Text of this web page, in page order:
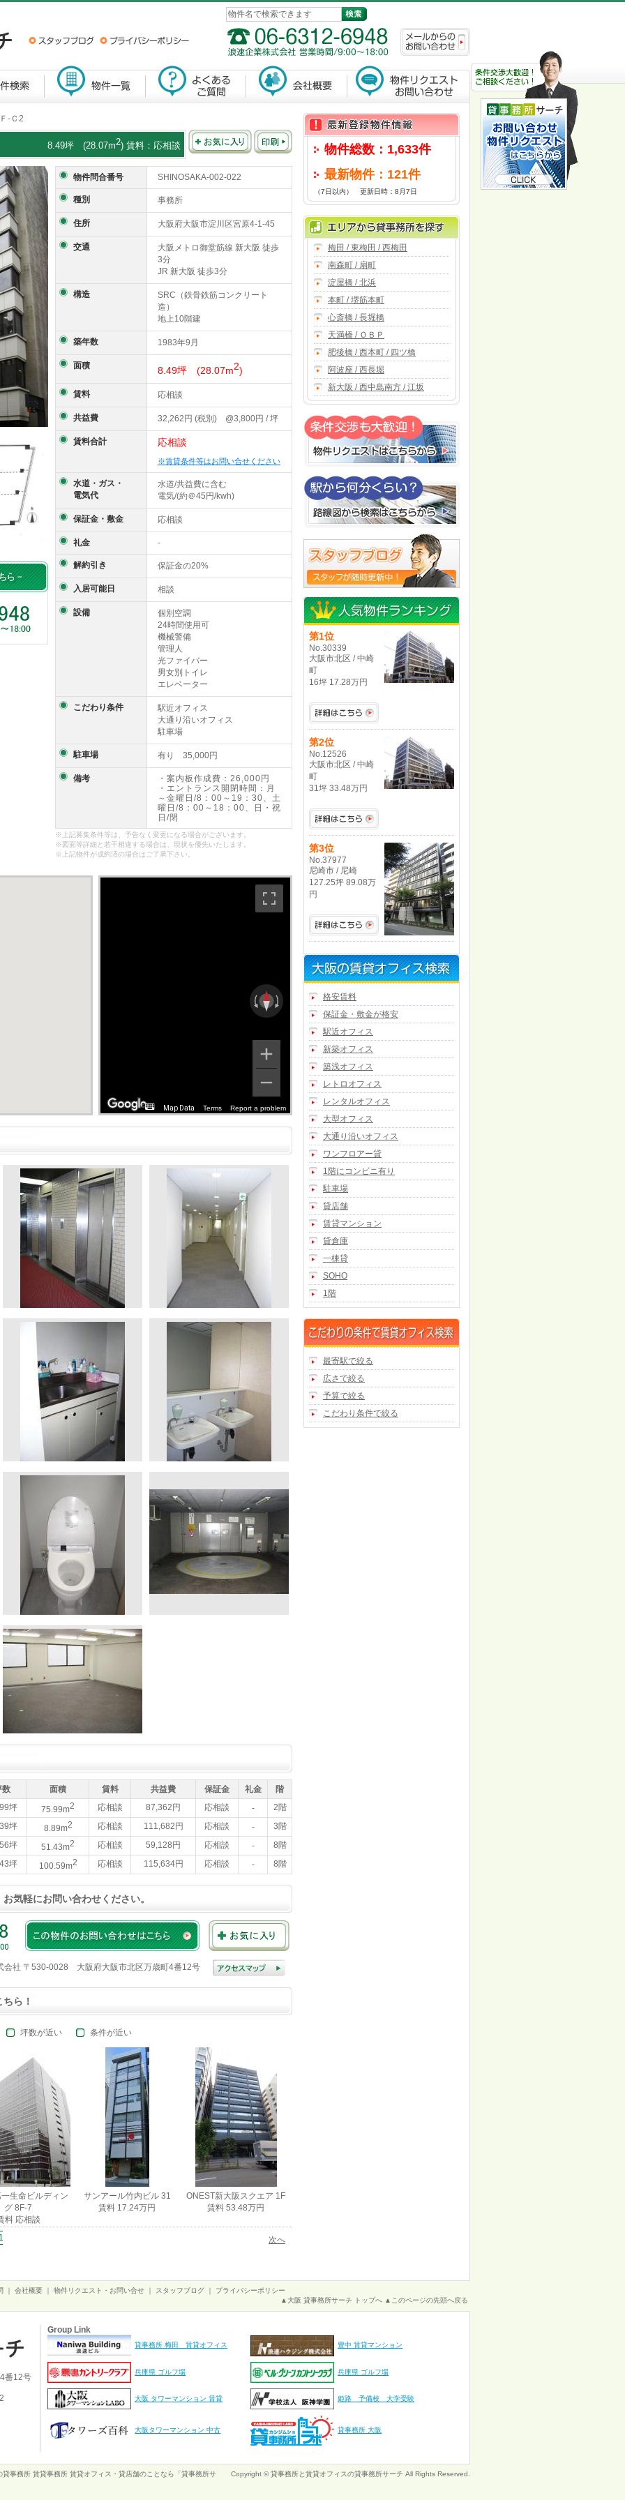
-Ｃ2
8.49坪 (28.07m2) 賃料：応相談
物件問合番号 SHINOSAKA-002-022
種別 事務所
住所 大阪府大阪市淀川区宮原4-1-45
交通
大阪メトロ御堂筋線 新大阪 徒歩
3分
JR 新大阪 徒歩3分
構造
SRC（鉄骨鉄筋コンクリート
造）
地上10階建
築年数 1983年9月
面積 8.49坪 (28.07m2)
賃料 応相談
共益費 32,262円 (税別) @3,800円 / 坪
賃料合計 応相談
※賃貸条件等はお問い合せください
水道・ガス・
電気代
水道/共益費に含む
電気/(約＠45円/kwh)
保証金・敷金 応相談
礼金 -
解約引き 保証金の20%
入居可能日 相談
設備
個別空調
24時間使用可
機械警備
管理人
光ファイバー
男女別トイレ
エレベーター
こだわり条件
駅近オフィス
大通り沿いオフィス
駐車場
駐車場 有り 35,000円
備考
・案内板作成費：26,000円
・エントランス開閉時間：月
～金曜日/8：00～19：30、土
曜日/8：00～18：00、日・祝
日/閉
※上記募集条件等は、予告なく変更になる場合がございます。
※図面等詳細と若干相違する場合は、現状を優先いたします。
※上記物件が成約済の場合はご了承下さい。
Map Data Terms Report a problem
数 面積 賃料 共益費 保証金 礼金
階
坪
75.99m2 応相談 87,362円 応相談 -
2階
坪
8.89m2 応相談 111,682円 応相談 -
3階
坪
51.43m2 応相談 59,128円 応相談 -
8階
坪
100.59m2 応相談 115,634円 応相談 - 8階
気軽にお問い合わせください。
会社 〒530-0028 大阪府大阪市北区万歳町4番12号
ら！
坪数が近い 条件が近い
生命ビルディン
グ 8F-7
料 応相談
サンアール竹内ビル 31
賃料 17.24万円
ONEST新大阪スクエア 1F
賃料 53.48万円
次へ
物件総数：1,633件
最新物件：121件
（7日以内） 更新日時：8月7日
梅田 / 東梅田 / 西梅田
南森町 / 扇町
淀屋橋 / 北浜
本町 / 堺筋本町
心斎橋 / 長堀橋
天満橋 / ＯＢＰ
肥後橋 / 西本町 / 四ツ橋
阿波座 / 西長堀
新大阪 / 西中島南方 / 江坂
第1位
No.30339
大阪市北区 / 中崎
町
16坪 17.28万円
第2位
No.12526
大阪市北区 / 中崎
町
31坪 33.48万円
第3位
No.37977
尼崎市 / 尼崎
127.25坪 89.08万
円
格安賃料
保証金・敷金が格安
駅近オフィス
新築オフィス
築浅オフィス
レトロオフィス
レンタルオフィス
大型オフィス
大通り沿いオフィス
ワンフロアー貸
1階にコンビニ有り
駐車場
貸店舗
賃貸マンション
貸倉庫
一棟貸
SOHO
1階
最寄駅で絞る
広さで絞る
予算で絞る
こだわり条件で絞る
会社概要 物件リクエスト・お問い合せ スタッフブログ
プライバシーポリシー
▲大阪 貸事務所サーチ トップへ ▲このページの先頭へ戻る
番12号
Group Link
貸事務所 梅田 賃貸オフィス 豊中 賃貸マンション
兵庫県 ゴルフ場 兵庫県 ゴルフ場
大阪 タワーマンション 賃貸 姫路 予備校 大学受験
大阪タワーマンション 中古 貸事務所 大阪
事務所 賃貸事務所 賃貸オフィス・貸店舗のことなら「貸事務所サ Copyright © 貸事務所と賃貸オフィスの貸事務所サーチ All Rights Reserved.